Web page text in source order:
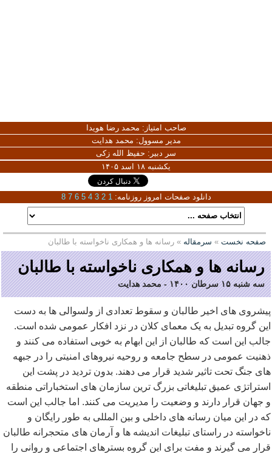
صاحب امتیاز: محمد رضا هویدا
مدیر مسوول: محمد هدایت
سر دبیر: حفیظ الله زکی
یکشنبه ۱۸ اسد ۱۴۰۵
دانلود صفحات امروز روزنامه: 1
2
3
4
5
6
7
8
صفحه نخست » سرمقاله » رسانه ها و همکاری ناخواسته با طالبان
رسانه ها و همکاری ناخواسته با طالبان
سه شنبه ۱۵ سرطان ۱۴۰۰ -محمد هدایت
پیشروی های اخیر طالبان و سقوط تعدادی از ولسوالی ها به دست
این گروه تبدیل به یک معمای کلان در نزد افکار عمومی شده است.
جالب این است که طالبان از این ابهام به خوبی استفاده می کنند و
ذهنیت عمومی در سطح جامعه و روحیه نیروهای امنیتی را در جبهه
های جنگ تحت تاثیر شدید قرار می دهند. بدون تردید در پشت این
استراتژی عمیق تبلیغاتی بزرگ ترین سازمان های استخباراتی منطقه
و جهان قرار دارند و وضعیت را مدیریت می کنند. اما جالب این است
که در این میان رسانه های داخلی و بین المللی به طور رایگان و
ناخواسته در راستای تبلیغات اندیشه ها و آرمان های متحجرانه طالبان
قرار می گیرند و مفت برای این گروه بسترهای اجتماعی و روانی را